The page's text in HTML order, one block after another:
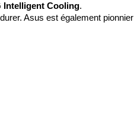
Intelligent Cooling.
Asus est également pionnier